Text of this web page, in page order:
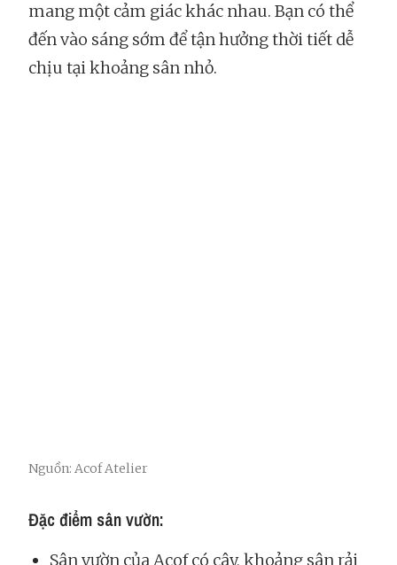
mang một cảm giác khác nhau. Bạn có thể
đến vào sáng sớm để tận hưởng thời tiết dễ
chịu tại khoảng sân nhỏ.
Nguồn: Acof Atelier
Đặc điểm sân vườn:
Sân vườn của Acof có cây, khoảng sân rải